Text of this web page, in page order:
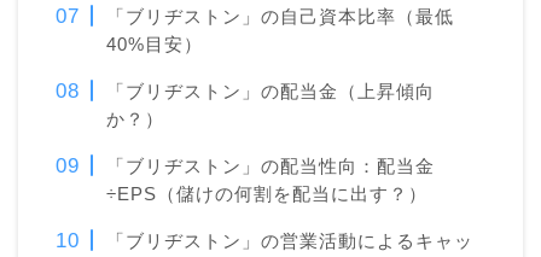
「ブリヂストン」の自己資本比率（最低
40%目安）
「ブリヂストン」の配当金（上昇傾向
か？）
「ブリヂストン」の配当性向：配当金
÷EPS（儲けの何割を配当に出す？）
「ブリヂストン」の営業活動によるキャッ